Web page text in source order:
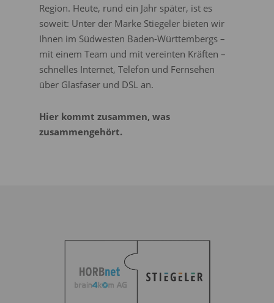
Region. Heute, rund ein Jahr später, ist es
soweit: Unter der Marke Stiegeler bieten wir
Ihnen im Südwesten Baden-Württembergs –
mit einem Team und mit vereinten Kräften –
schnelles Internet, Telefon und Fernsehen
über Glasfaser und DSL an.
Hier kommt zusammen, was
zusammengehört.